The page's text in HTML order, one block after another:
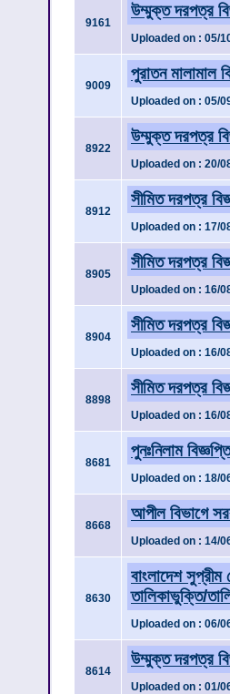
9161
উম্মুক্ত দরপত্র
Uploaded on : 05/
9009
পুরাতন মালামাল
Uploaded on : 05/
8922
উম্মুক্ত দরপত্র
Uploaded on : 20/
8912
সীমিত দরপত্র
Uploaded on : 17/
8905
সীমিত দরপত্র
Uploaded on : 16/
8904
সীমিত দরপত্র
Uploaded on : 16/
8898
সীমিত দরপত্র
Uploaded on : 16/
8681
পুনঃনিলাম
Uploaded on : 18/
8668
আপীল বিভাগে
Uploaded on : 14/
8630
বাংলাদেশ সুপ্রীম
তালিকাভুক্তি/
Uploaded on : 06/
8614
উম্মুক্ত দরপত্র
Uploaded on : 01/